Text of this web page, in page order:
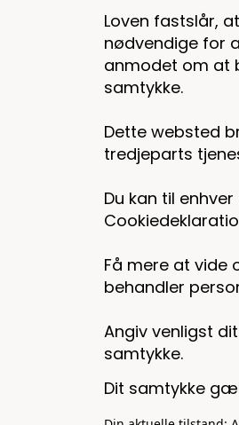
Loven fastslår,
nødvendige for
anmodet om at
samtykke.
Dette websted
tredjeparts
Du kan til
Få mere at vide
behandler
Angiv venligst
samtykke.
Dit samtykke